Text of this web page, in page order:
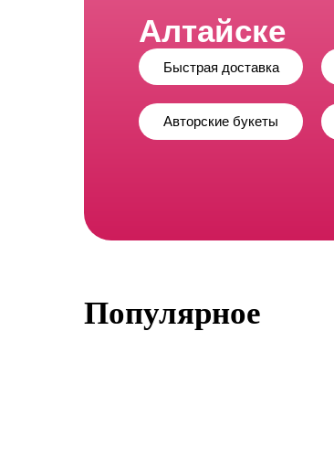
Алтайске
Быстрая доставка
Авторские букеты
Популярное